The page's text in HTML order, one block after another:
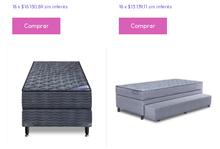
18x $16.150,89 sin interés 18x $13.139,11 sin interés